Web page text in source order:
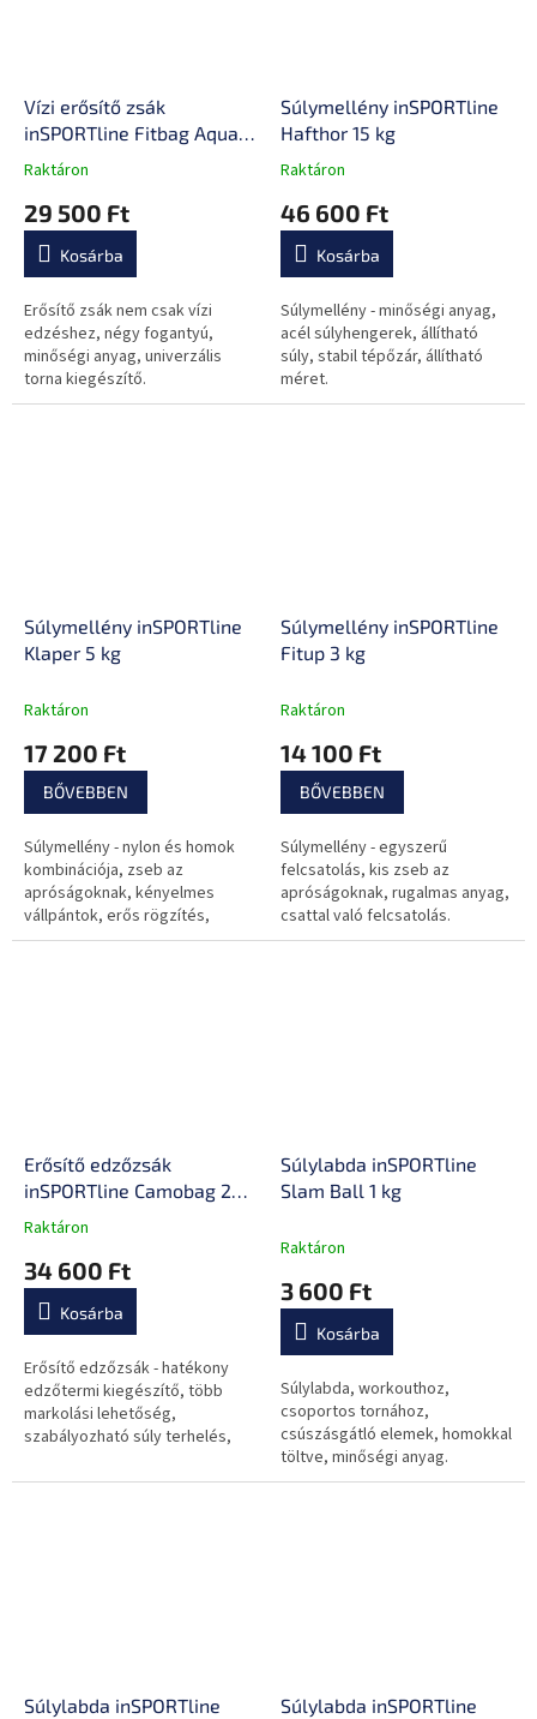
Vízi erősítő zsák
inSPORTline Fitbag Aqua
XL
A
átlagos
értékelése
0,0
csillag.
Raktáron
29 500 Ft
Kosárba
Erősítő zsák nem csak vízi
edzéshez, négy fogantyú,
minőségi anyag, univerzális
torna kiegészítő.
Súlymellény inSPORTline
Hafthor 15 kg
A
átlagos
értékelése
0,0
csillag.
Raktáron
46 600 Ft
Kosárba
Súlymellény - minőségi anyag,
acél súlyhengerek, állítható
súly, stabil tépőzár, állítható
méret.
Súlymellény inSPORTline
Klaper 5 kg
Raktáron
17 200 Ft
BŐVEBBEN
Súlymellény - nylon és homok
kombinációja, zseb az
apróságoknak, kényelmes
vállpántok, erős rögzítés,
dinamizmus és a kitartás
Súlymellény inSPORTline
Fitup 3 kg
Raktáron
14 100 Ft
BŐVEBBEN
Súlymellény - egyszerű
felcsatolás, kis zseb az
apróságoknak, rugalmas anyag,
csattal való felcsatolás.
Erősítő edzőzsák
inSPORTline Camobag 25
kg
A
átlagos
értékelése
0,0
csillag.
Raktáron
34 600 Ft
Kosárba
Erősítő edzőzsák - hatékony
edzőtermi kiegészítő, több
markolási lehetőség,
szabályozható súly terhelés,
ellenálló anyag.
Súlylabda inSPORTline
Slam Ball 1 kg
Raktáron
3 600 Ft
Kosárba
Súlylabda, workouthoz,
csoportos tornához,
csúszásgátló elemek, homokkal
töltve, minőségi anyag.
Súlylabda inSPORTline
Súlylabda inSPORTline